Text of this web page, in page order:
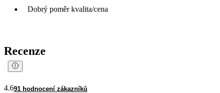
Dobrý poměr kvalita/cena
Recenze
4.691 hodnocení zákazníků